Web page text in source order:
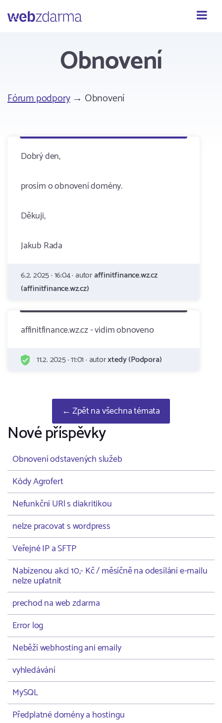
Webzdarma
Obnovení
Fórum podpory→ Obnovení
Dobrý den,
prosím o obnovení domény.
Děkuji,
Jakub Rada
6.2. 2025 · 16:04 · autoraffinitfinance.wz.cz
(affinitfinance.wz.cz)
affinitfinance.wz.cz - vidim obnoveno
11.2. 2025 · 11:01 · autorxtedy (Podpora)
← Zpět na všechna témata
Nové příspěvky
Obnovení odstavených služeb
Kódy Agrofert
Nefunkční URl s diakritikou
nelze pracovat s wordpress
Veřejné IP a SFTP
Nabízenou akci 10,- Kč / měsíčně na odesílání e-mailu
nelze uplatnit
prechod na web zdarma
Error log
Neběží webhosting ani emaily
vyhledávání
MySQL
Předplatné domény a hostingu